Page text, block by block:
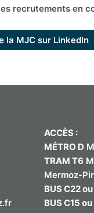
recrutements en
la MJC sur LinkedIn
ACCÈS :
MÉTRO D
TRAM T6
Mermoz-
BUS C22
BUS C15